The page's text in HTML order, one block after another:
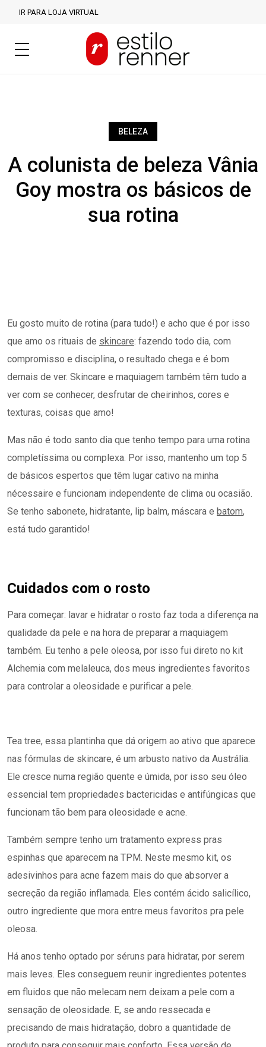
IR PARA LOJA VIRTUAL
BELEZA
A colunista de beleza Vânia
Goy mostra os básicos de
sua rotina
Eu gosto muito de rotina (para tudo!) e acho que é por isso
que amo os rituais de skincare: fazendo todo dia, com
compromisso e disciplina, o resultado chega e é bom
demais de ver. Skincare e maquiagem também têm tudo a
ver com se conhecer, desfrutar de cheirinhos, cores e
texturas, coisas que amo!
Mas não é todo santo dia que tenho tempo para uma rotina
completíssima ou complexa. Por isso, mantenho um top 5
de básicos espertos que têm lugar cativo na minha
nécessaire e funcionam independente de clima ou ocasião.
Se tenho sabonete, hidratante, lip balm, máscara e batom,
está tudo garantido!
Cuidados com o rosto
Para começar: lavar e hidratar o rosto faz toda a diferença na
qualidade da pele e na hora de preparar a maquiagem
também. Eu tenho a pele oleosa, por isso fui direto no kit
Alchemia com melaleuca, dos meus ingredientes favoritos
para controlar a oleosidade e purificar a pele.
Tea tree, essa plantinha que dá origem ao ativo que aparece
nas fórmulas de skincare, é um arbusto nativo da Austrália.
Ele cresce numa região quente e úmida, por isso seu óleo
essencial tem propriedades bactericidas e antifúngicas que
funcionam tão bem para oleosidade e acne.
Também sempre tenho um tratamento express pras
espinhas que aparecem na TPM. Neste mesmo kit, os
adesivinhos para acne fazem mais do que absorver a
secreção da região inflamada. Eles contém ácido salicílico,
outro ingrediente que mora entre meus favoritos pra pele
oleosa.
Há anos tenho optado por séruns para hidratar, por serem
mais leves. Eles conseguem reunir ingredientes potentes
em fluidos que não melecam nem deixam a pele com a
sensação de oleosidade. E, se ando ressecada e
precisando de mais hidratação, dobro a quantidade de